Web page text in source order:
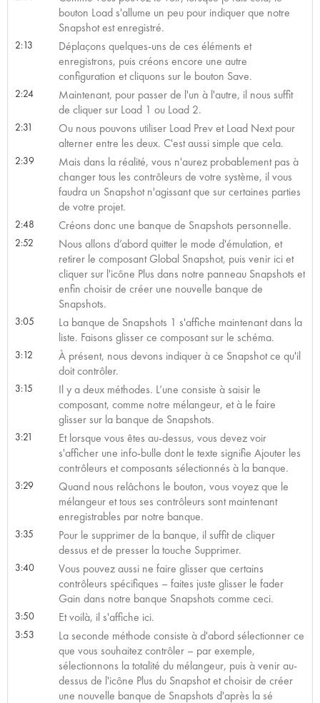
bouton Load s'allume un peu pour indiquer que notre
Snapshot est enregistré.
2:13
Déplaçons quelques-uns de ces éléments et
enregistrons, puis créons encore une autre
configuration et cliquons sur le bouton Save.
2:24
Maintenant, pour passer de l'un à l'autre, il nous suffit
de cliquer sur Load 1 ou Load 2.
2:31
Ou nous pouvons utiliser Load Prev et Load Next pour
alterner entre les deux. C'est aussi simple que cela.
2:39
Mais dans la réalité, vous n'aurez probablement pas à
changer tous les contrôleurs de votre système, il vous
faudra un Snapshot n'agissant que sur certaines parties
de votre projet.
2:48 Créons donc une banque de Snapshots personnelle.
2:52
Nous allons d’abord quitter le mode d'émulation, et
retirer le composant Global Snapshot, puis venir ici et
cliquer sur l'icône Plus dans notre panneau Snapshots et
enfin choisir de créer une nouvelle banque de
Snapshots.
3:05
La banque de Snapshots 1 s'affiche maintenant dans la
liste. Faisons glisser ce composant sur le schéma.
3:12
À présent, nous devons indiquer à ce Snapshot ce qu'il
doit contrôler.
3:15
Il y a deux méthodes. L’une consiste à saisir le
composant, comme notre mélangeur, et à le faire
glisser sur la banque de Snapshots.
3:21
Et lorsque vous êtes au-dessus, vous devez voir
s'afficher une info-bulle dont le texte signifie Ajouter les
contrôleurs et composants sélectionnés à la banque.
3:29
Quand nous relâchons le bouton, vous voyez que le
mélangeur et tous ses contrôleurs sont maintenant
enregistrables par notre banque.
3:35
Pour le supprimer de la banque, il suffit de cliquer
dessus et de presser la touche Supprimer.
3:40
Vous pouvez aussi ne faire glisser que certains
contrôleurs spécifiques – faites juste glisser le fader
Gain dans notre banque Snapshots comme ceci.
3:50 Et voilà, il s'affiche ici.
3:53
La seconde méthode consiste à d'abord sélectionner ce
que vous souhaitez contrôler – par exemple,
sélectionnons la totalité du mélangeur, puis à venir au-
dessus de l'icône Plus du Snapshot et choisir de créer
une nouvelle banque de Snapshots d'après la sé